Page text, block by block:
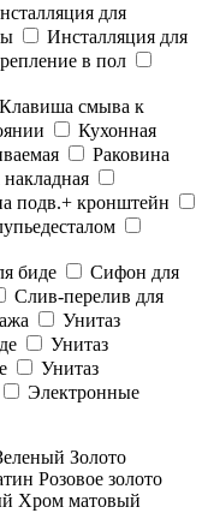
для
Инсталляция для
в пол
Клавиша смыва к
Кухонная
Раковина
подв.+ кронштейн
биде
Сифон для
Слив-перелив для
Унитаз
Унитаз
Унитаз
Электронные
Золото
Розовое золото
Хром матовый